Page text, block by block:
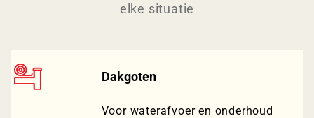
elke situatie
Dakgoten
Voor waterafvoer en onderhoud